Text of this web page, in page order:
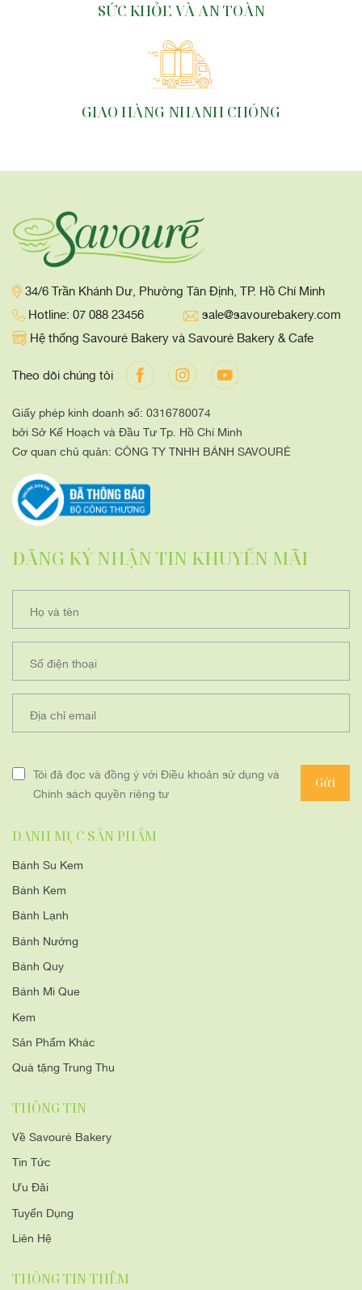
SỨC KHỎE VÀ AN TOÀN
GIAO HÀNG NHANH CHÓNG
34/6 Trần Khánh Dư, Phường Tân Định, TP. Hồ Chí Minh
Hotline: 07 088 23456
sale@savourebakery.com
Hệ thống Savouré Bakery và Savouré Bakery & Cafe
Theo dõi chúng tôi
Giấy phép kinh doanh số: 0316780074
bởi Sở Kế Hoạch và Đầu Tư Tp. Hồ Chí Minh
Cơ quan chủ quản: CÔNG TY TNHH BÁNH SAVOURÉ
ĐĂNG KÝ NHẬN TIN KHUYẾN MÃI
Họ và tên
Số điện thoại
Địa chỉ email
Tôi đã đọc và đồng ý với Điều khoản sử dụng và
Chính sách quyền riêng tư
Gửi
DANH MỤC SẢN PHẨM
Bánh Su Kem
Bánh Kem
Bánh Lạnh
Bánh Nướng
Bánh Quy
Bánh Mì Que
Kem
Sản Phẩm Khác
Quà tặng Trung Thu
THÔNG TIN
Về Savouré Bakery
Tin Tức
Ưu Đãi
Tuyển Dụng
Liên Hệ
THÔNG TIN THÊM